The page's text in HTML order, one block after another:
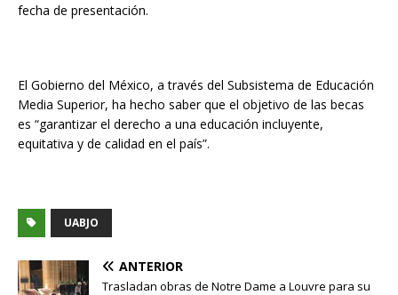
fecha de presentación.
El Gobierno del México, a través del Subsistema de Educación
Media Superior, ha hecho saber que el objetivo de las becas
es “garantizar el derecho a una educación incluyente,
equitativa y de calidad en el país”.
UABJO
ANTERIOR
Trasladan obras de Notre Dame a Louvre para su